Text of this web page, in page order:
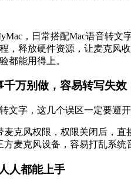
，日常搭配Mac语音转
，释放硬件资源，让麦克风
都能用得上。
万别做，容易转写失效
文字，这几个误区一定要避
克风权限，权限关闭后，直
麦克风设备，容易打乱系统
人都能上手